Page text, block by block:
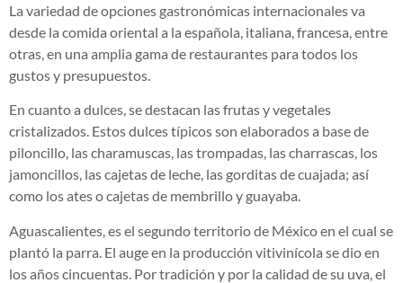
La variedad de opciones gastronómicas internacionales va
desde la comida oriental a la española, italiana, francesa, entre
otras, en una amplia gama de restaurantes para todos los
gustos y presupuestos.
En cuanto a dulces, se destacan las frutas y vegetales
cristalizados. Estos dulces típicos son elaborados a base de
piloncillo, las charamuscas, las trompadas, las charrascas, los
jamoncillos, las cajetas de leche, las gorditas de cuajada; así
como los ates o cajetas de membrillo y guayaba.
Aguascalientes, es el segundo territorio de México en el cual se
plantó la parra. El auge en la producción vitivinícola se dio en
los años cincuentas. Por tradición y por la calidad de su uva, el